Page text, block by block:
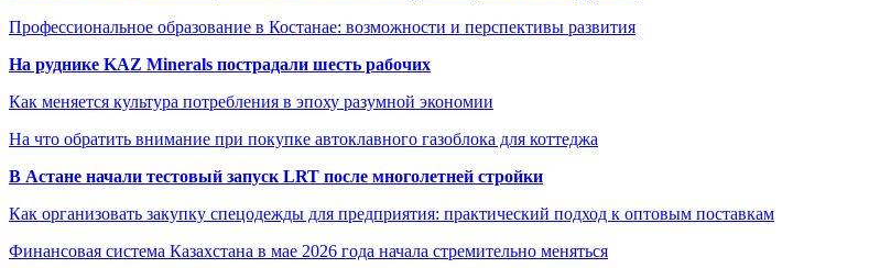
Профессиональное образование в Костанае: возможности и перспективы развития
На руднике KAZ Minerals пострадали шесть рабочих
Как меняется культура потребления в эпоху разумной экономии
На что обратить внимание при покупке автоклавного газоблока для коттеджа
В Астане начали тестовый запуск LRT после многолетней стройки
Как организовать закупку спецодежды для предприятия: практический подход к оптовым поставкам
Финансовая система Казахстана в мае 2026 года начала стремительно меняться